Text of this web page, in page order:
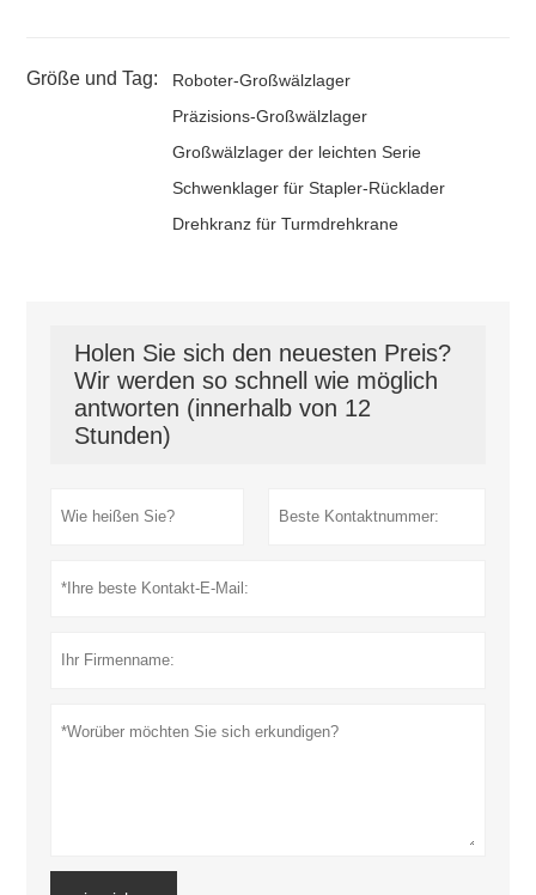
Größe und Tag:
Roboter-Großwälzlager
Präzisions-Großwälzlager
Großwälzlager der leichten Serie
Schwenklager für Stapler-Rücklader
Drehkranz für Turmdrehkrane
Holen Sie sich den neuesten Preis?
Wir werden so schnell wie möglich
antworten (innerhalb von 12
Stunden)